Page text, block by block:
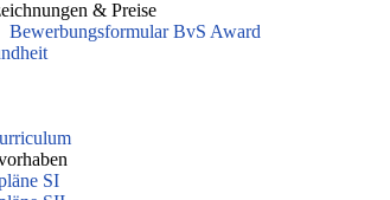
& Preise
Bewerbungsformular BvS Award
SI